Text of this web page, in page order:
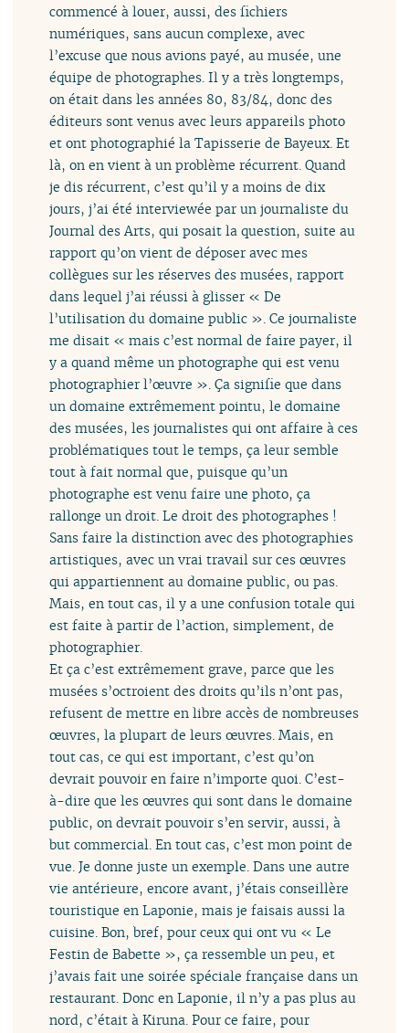
commencé à louer, aussi, des fichiers
numériques, sans aucun complexe, avec
l’excuse que nous avions payé, au musée, une
équipe de photographes. Il y a très longtemps,
on était dans les années 80, 83/84, donc des
éditeurs sont venus avec leurs appareils photo
et ont photographié la Tapisserie de Bayeux. Et
là, on en vient à un problème récurrent. Quand
je dis récurrent, c’est qu’il y a moins de dix
jours, j’ai été interviewée par un journaliste du
Journal des Arts, qui posait la question, suite au
rapport qu’on vient de déposer avec mes
collègues sur les réserves des musées, rapport
dans lequel j’ai réussi à glisser « De
l’utilisation du domaine public ». Ce journaliste
me disait « mais c’est normal de faire payer, il
y a quand même un photographe qui est venu
photographier l’œuvre ». Ça signifie que dans
un domaine extrêmement pointu, le domaine
des musées, les journalistes qui ont affaire à ces
problématiques tout le temps, ça leur semble
tout à fait normal que, puisque qu’un
photographe est venu faire une photo, ça
rallonge un droit. Le droit des photographes !
Sans faire la distinction avec des photographies
artistiques, avec un vrai travail sur ces œuvres
qui appartiennent au domaine public, ou pas.
Mais, en tout cas, il y a une confusion totale qui
est faite à partir de l’action, simplement, de
photographier.
Et ça c’est extrêmement grave, parce que les
musées s’octroient des droits qu’ils n’ont pas,
refusent de mettre en libre accès de nombreuses
œuvres, la plupart de leurs œuvres. Mais, en
tout cas, ce qui est important, c’est qu’on
devrait pouvoir en faire n’importe quoi. C’est-
à-dire que les œuvres qui sont dans le domaine
public, on devrait pouvoir s’en servir, aussi, à
but commercial. En tout cas, c’est mon point de
vue. Je donne juste un exemple. Dans une autre
vie antérieure, encore avant, j’étais conseillère
touristique en Laponie, mais je faisais aussi la
cuisine. Bon, bref, pour ceux qui ont vu « Le
Festin de Babette », ça ressemble un peu, et
j’avais fait une soirée spéciale française dans un
restaurant. Donc en Laponie, il n’y a pas plus au
nord, c’était à Kiruna. Pour ce faire, pour